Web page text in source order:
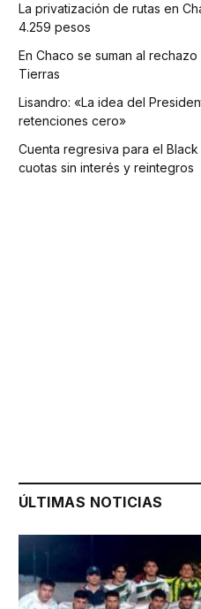
La privatización de rutas en
4.259 pesos
En Chaco se suman al
Tierras
Lisandro: «La idea del
retenciones cero»
Cuenta regresiva para el
cuotas sin interés y reintegros
ÚLTIMAS NOTICIAS